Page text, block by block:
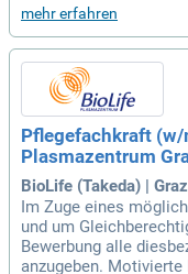
mehr erfahren
Pflegefachkraft
Plasmazentrum
BioLife (Takeda) | Graz
Im Zuge eines
und um
Bewerbung alle
anzugeben.